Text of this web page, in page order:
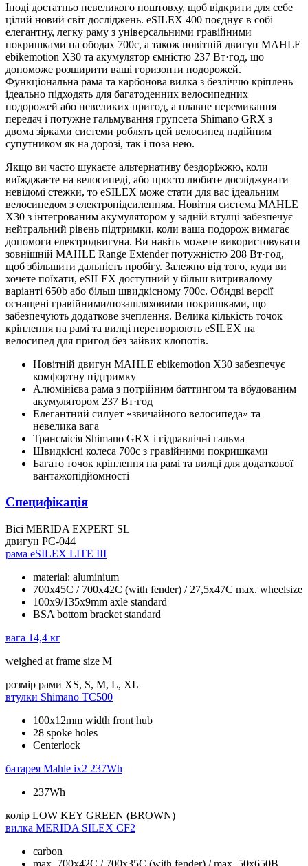
Іноді достатньо невеликого поштовху, щоб відкрити для себе
цілий новий світ досліджень. eSILEX 400 поєднує в собі
елегантну, легку раму з універсальними гравійними
покришками на ободах 700c, а також новітній двигун MAHLE
ebikemotion X30 та акумулятор ємністю 237 Вт·год, що
допоможе розширити ваші горизонти подорожей.
Функціональна рама та карбонова вилка з безліччю кріплень
ідеально підходять для багатоденних велосипедних
подорожей або невеликих пригод, а плавне перемикання
передач і потужне гальмування групсета Shimano GRX з
двома зірками системи роблять цей велосипед надійним
супутником як на дорозі, так і поза нею.
Якщо ви часто шукаєте альтернативу бездоріжжю, коли
виїжджаєте на велосипеді, або просто любите досліджувати
невідомі стежки, то eSILEX може стати для вас ідеальним
велосипедом з електропідсиленням. Новітня система MAHLE
X30 з інтегрованим акумулятором у задній втулці забезпечує
нейтральний рівень підтримки, коли ваша подорож вимагає
допомоги електродвигуна. Ви навіть можете використовувати
зовнішній MAHLE Range Extender потужністю 208 Вт·год,
щоб збільшити дальність пробігу. Залежно від того, куди ви
хочете поїхати, eSILEX доступний у більш витривалому
варіанті 650b або більш швидкісному 700c. Обидві версії
оснащені гравійними/позашляховими покришками, що
забезпечують додаткове зчеплення. Велика кількість точок
кріплення на рамі та вилці перетворюють eSILEX на
велосипед для пригод без зайвих клопотів.
Новітній двигун MAHLE ebikemotion X30 забезпечує
комфортну підтримку
Алюмінієва рама з потрійним баттингом та вбудованим
акумулятором 237 Вт·год
Елегантний силует «звичайного велосипеда» та
невелика вага
Трансмісія Shimano GRX і гідравлічні гальма
Швидкісні колеса 700c з гравійними покришками
Багато точок кріплення на рамі та вилці для додаткової
вантажопідйомності
Специфікація
Вісі MERIDA EXPERT SL
двигун PC-044
рама eSILEX LITE III
material: aluminium
700x45C / 700x42C (with fender) / 27,5x47C max. wheelsize
100x9/135x9mm axle standard
BSA bottom bracket standard
вага 14,4 кг
weighed at frame size M
розмір рами XS, S, M, L, XL
втулки Shimano TC500
100x12mm width front hub
28 spoke holes
Centerlock
батарея Mahle ix2 237Wh
237Wh
колір LOW KEY GREEN (BROWN)
вилка MERIDA SILEX CF2
carbon